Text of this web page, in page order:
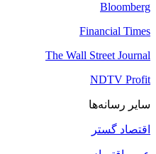
Bloomberg
Financial Times
The Wall Street Journal
NDTV Profit
سایر رسانه‌ها
اقتصاد گستر